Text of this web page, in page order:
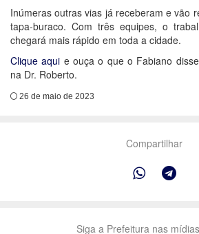
Inúmeras outras vias já receberam e vão
tapa-buraco. Com três equipes, o
chegará mais rápido em toda a cidade.
Clique aqui e ouça o que o Fabiano
na Dr. Roberto.
26 de maio de 2023
Compartilhar
Siga a Prefeitura nas